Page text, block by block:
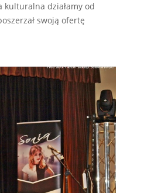
kulturalna działamy od
swoją ofertę